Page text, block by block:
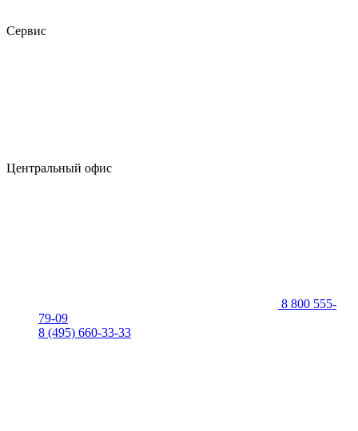
Сервис
Центральный офис
8 800 555-
79-09
8 (495) 660-33-33